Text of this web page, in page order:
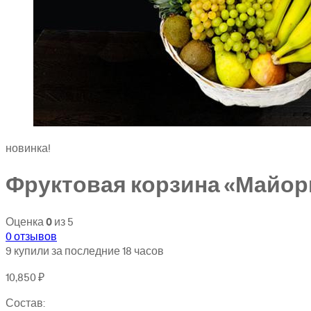
новинка!
Фруктовая корзина
Оценка0из 5
0отзывов
9 купили за последние18 часов
10,850₽
Состав: